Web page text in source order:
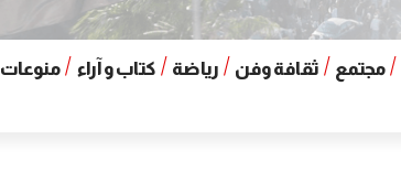
مجتمع ثقافة وفن رياضة كتاب و آراء منوعات